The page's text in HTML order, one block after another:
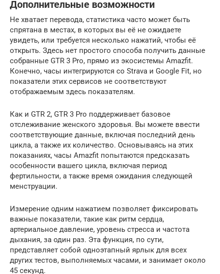
Дополнительные возможности
Не хватает перевода, статистика часто может быть
спрятана в местах, в которых вы её не ожидаете
увидеть, или требуется несколько нажатий, чтобы её
открыть. Здесь нет простого способа получить данные
собранные GTR 3 Pro, прямо из экосистемы Amazfit.
Конечно, часы интегрируются со Strava и Google Fit, но
показатели этих сервисов не соответствуют
отображаемым здесь показателям.
Как и GTR 2, GTR 3 Pro поддерживает базовое
отслеживание женского здоровья. Вы можете ввести
соответствующие данные, включая последний день
цикла, а также их количество. Основываясь на этих
показаниях, часы Amazfit попытаются предсказать
особенности вашего цикла, включая период
фертильности, а также время ожидания следующей
менструации.
Измерение одним нажатием позволяет фиксировать
важные показатели, такие как ритм сердца,
артериальное давление, уровень стресса и частота
дыхания, за один раз. Эта функция, по сути,
представляет собой одноэтапный ярлык для всех
других тестов, выполняемых часами, и занимает около
45 секунд.